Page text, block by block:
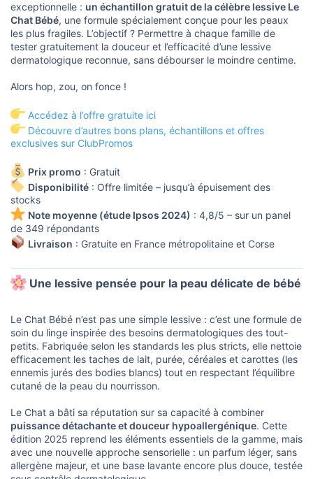
i
o
n
exceptionnelle : un échantillon gratuit de la célèbre lessive Le
Chat Bébé, une formule spécialement conçue pour les peaux
les plus fragiles. L’objectif ? Permettre à chaque famille de
tester gratuitement la douceur et l’efficacité d’une lessive
dermatologique reconnue, sans débourser le moindre centime.
Alors hop, zou, on fonce !
Accédez à l’offre gratuite ici
Découvre d’autres bons plans, échantillons et offres
exclusives sur ClubPromos
Prix promo : Gratuit
Disponibilité: Offre limitée – jusqu’à épuisement des
stocks
Note moyenne (étude Ipsos 2024) : 4,8/5 – sur un panel
de 349 répondants
Livraison : Gratuite en France métropolitaine et Corse
Une lessive pensée pour la peau délicate de bébé​
Le Chat Bébé n’est pas une simple lessive : c’est une formule de
soin du linge inspirée des besoins dermatologiques des tout-
petits. Fabriquée selon les standards les plus stricts, elle nettoie
efficacement les taches de lait, purée, céréales et carottes (les
ennemis jurés des bodies blancs) tout en respectant l’équilibre
cutané de la peau du nourrisson.
Le Chat a bâti sa réputation sur sa capacité à combiner
puissance détachante et douceur hypoallergénique. Cette
édition 2025 reprend les éléments essentiels de la gamme, mais
avec une nouvelle approche sensorielle : un parfum léger, sans
allergène majeur, et une base lavante encore plus douce, testée